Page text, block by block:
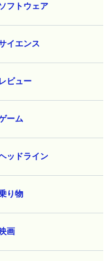
ソフトウェア
イエンス
レビュー
ーム
ッドライン
り物
画